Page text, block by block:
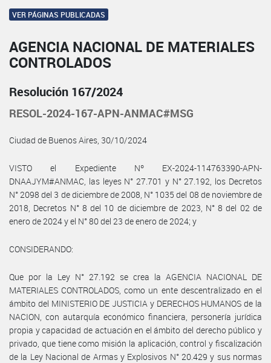
VER PÁGINAS PUBLICADAS
AGENCIA NACIONAL DE MATERIALES
CONTROLADOS
Resolución 167/2024
RESOL-2024-167-APN-ANMAC#MSG
Ciudad de Buenos Aires, 30/10/2024
VISTO el Expediente Nº EX-2024-114763390-APN-
DNAAJYM#ANMAC, las leyes N° 27.701 y N° 27.192, los Decretos
N° 2098 del 3 de diciembre de 2008, N° 1035 del 08 de noviembre de
2018, Decretos N° 8 del 10 de diciembre de 2023, N° 8 del 02 de
enero de 2024 y el N° 80 del 23 de enero de 2024; y
CONSIDERANDO:
Que por la Ley N° 27.192 se crea la AGENCIA NACIONAL DE
MATERIALES CONTROLADOS, como un ente descentralizado en el
ámbito del MINISTERIO DE JUSTICIA y DERECHOS HUMANOS de la
NACION, con autarquía económico financiera, personería jurídica
propia y capacidad de actuación en el ámbito del derecho público y
privado, que tiene como misión la aplicación, control y fiscalización
de la Ley Nacional de Armas y Explosivos N° 20.429 y sus normas